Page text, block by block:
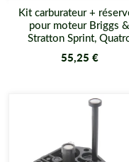
Kit carburateur +
pour moteur Briggs &
Stratton Sprint,
55,25 €